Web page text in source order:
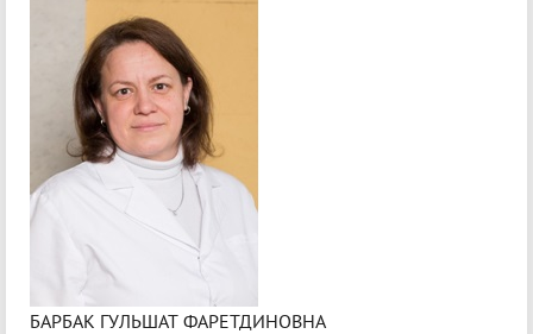
БАРБАК ГУЛЬШАТ ФАРЕТДИНОВНА